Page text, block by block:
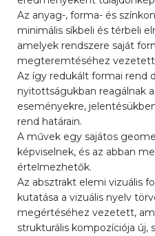
Az anyag-, forma- és
minimális síkbeli és térbeli
amelyek rendszere saját
megteremtéséhez
Az így redukált formai rend
nyitottságukban reagálnak
eseményekre,
rend határain.
A művek egy sajátos
képviselnek, és az abban
értelmezhetők.
Az absztrakt elemi vizuális
kutatása a vizuális nyelv
megértéséhez vezetett,
strukturális kompozíciója új,